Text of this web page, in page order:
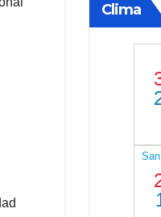
Clima